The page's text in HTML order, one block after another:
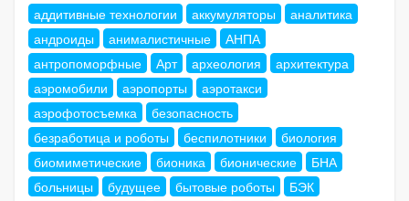
аддитивные технологии
аккумуляторы
аналитика
андроиды
анималистичные
АНПА
антропоморфные
Арт археология
архитектура
аэромобили
аэропорты
аэротакси
аэрофотосъемка
безопасность
безработица и роботы
беспилотники
биология
биомиметические
бионика бионические
БНА
больницы
будущее бытовые роботы
БЭК